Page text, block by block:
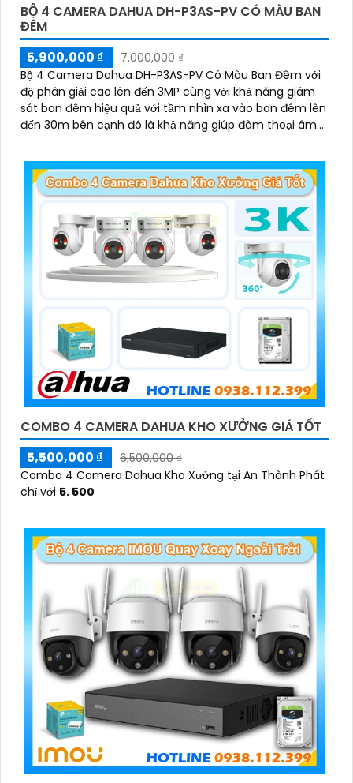
BỘ 4 CAMERA DAHUA DH-P3AS-PV CÓ MÀU BAN
ĐÊM
5,900,000 ₫
7,000,000 ₫
Bộ 4 Camera Dahua DH-P3AS-PV Có Màu Ban Đêm với
độ phân giải cao lên đến 3MP cùng với khả năng giám
sát ban đêm hiệu quả với tầm nhìn xa vào ban đêm lên
đến 30m bên cạnh đó là khả năng giúp đàm thoại âm
hiện xâm nhập
COMBO 4 CAMERA DAHUA KHO XƯỞNG GIÁ TỐT
5,500,000 ₫
6,500,000 ₫
Combo 4 Camera Dahua Kho Xưởng tại An Thành Phát
chỉ với 5. 500